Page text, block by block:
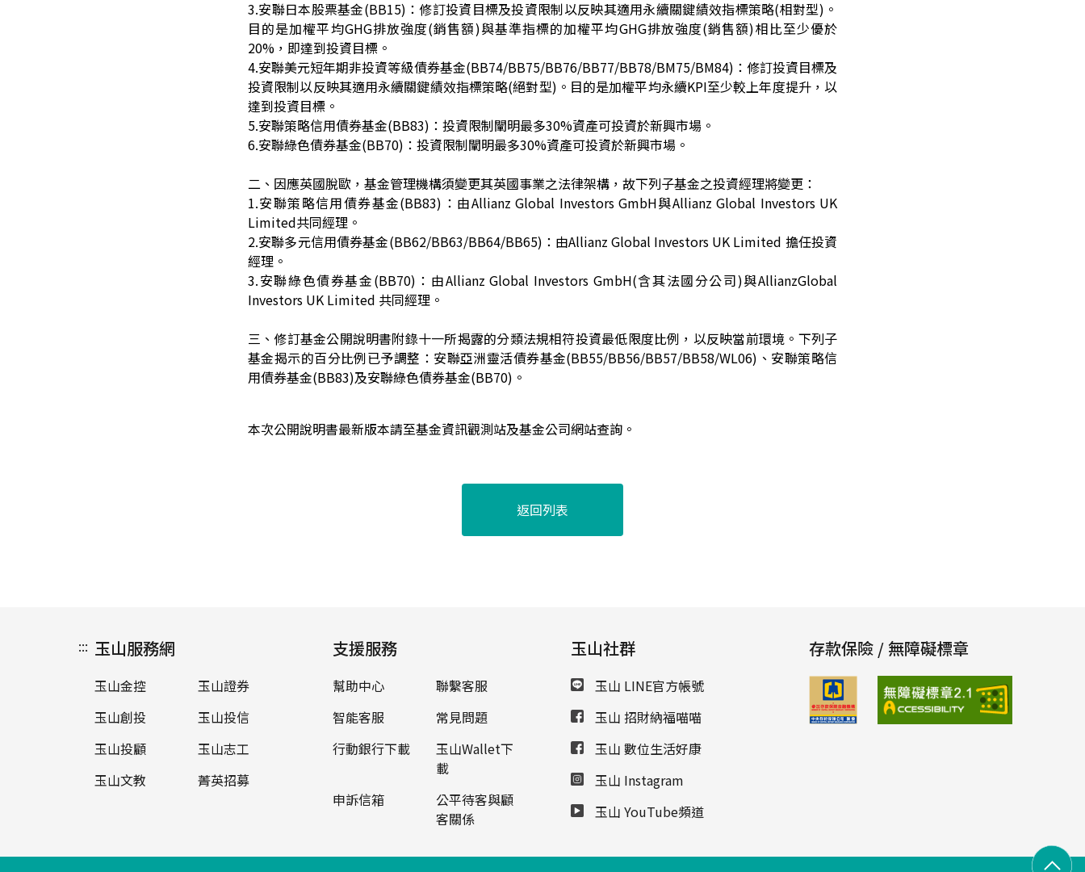
3.安聯日本股票基金(BB15)：修訂投資目標及投資限制以反映其適用永續關鍵績效指標策略(相對型)。
目的是加權平均GHG排放強度(銷售額)與基準指標的加權平均GHG排放強度(銷售額)相比至少優於
20%，即達到投資目標。
4.安聯美元短年期非投資等級債券基金(BB74/BB75/BB76/BB77/BB78/BM75/BM84)：修訂投資目標及
投資限制以反映其適用永續關鍵績效指標策略(絕對型)。目的是加權平均永續KPI至少較上年度提升，以
達到投資目標。
5.安聯策略信用債券基金(BB83)：投資限制闡明最多30%資產可投資於新興市場。
6.安聯綠色債券基金(BB70)：投資限制闡明最多30%資產可投資於新興市場。
二、因應英國脫歐，基金管理機構須變更其英國事業之法律架構，故下列子基金之投資經理將變更：
1.安聯策略信用債券基金(BB83)：由Allianz Global Investors GmbH與Allianz Global Investors UK
Limited共同經理。
2.安聯多元信用債券基金(BB62/BB63/BB64/BB65)：由Allianz Global Investors UK Limited 擔任投資
經理。
3.安聯綠色債券基金(BB70)：由Allianz Global Investors GmbH(含其法國分公司)與AllianzGlobal
Investors UK Limited 共同經理。
三、修訂基金公開說明書附錄十一所揭露的分類法規相符投資最低限度比例，以反映當前環境。下列子
基金揭示的百分比例已予調整：安聯亞洲靈活債券基金(BB55/BB56/BB57/BB58/WL06)、安聯策略信
用債券基金(BB83)及安聯綠色債券基金(BB70)。
本次公開說明書最新版本請至基金資訊觀測站及基金公司網站查詢。
返回列表
::: 玉山服務網
玉山金控
玉山證券
玉山創投
玉山投信
玉山投顧
玉山志工
玉山文教
菁英招募
支援服務
幫助中心
聯繫客服
智能客服
常見問題
行動銀行下載
玉山Wallet下
載
申訴信箱
公平待客與顧
客關係
玉山社群
玉山 LINE官方帳號
玉山 招財納福喵喵
玉山 數位生活好康
玉山 Instagram
玉山 YouTube頻道
存款保險 / 無障礙標章